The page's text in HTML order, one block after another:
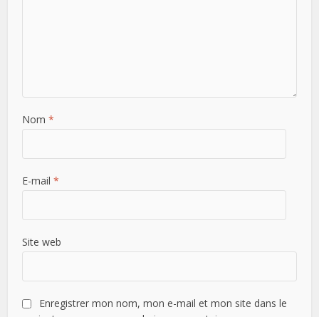
Nom*
E-mail*
Site web
Enregistrer mon nom, mon e-mail et mon site dans le